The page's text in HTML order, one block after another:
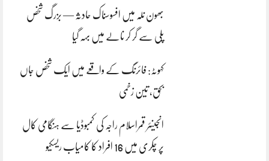
بھون نلہ میں افسوسناک حادثہ — بزرگ شخص
پلی سے گر کر نالے میں بہہ گیا
کہوٹہ: فائرنگ کے واقعے میں ایک شخص جاں
بحق، تین زخمی
انجینئر قمراسلام راجہ کی کمبوڈیا سے ہنگامی کال
پر چکری میں 16 افراد کا کامیاب ریسکیو